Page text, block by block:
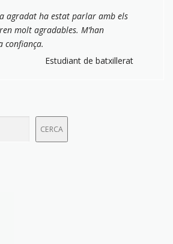
agradat ha estat parlar amb els
molt agradables. M’han
confiança.
Estudiant de batxillerat
CERCA